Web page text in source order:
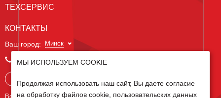
ТЕХСЕРВИС
КОНТАКТЫ
Ваш город: Минск
+375 29 238 97 34
Все контакты
МЫ ИСПОЛЬЗУЕМ COOKIE
Продолжая использовать наш сайт, Вы даете согласие
на обработку файлов cookie, пользовательских данных